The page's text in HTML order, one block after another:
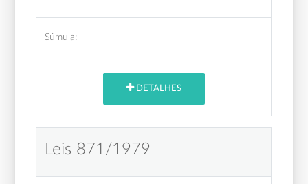
Súmula:
DETALHES
Leis 871/1979